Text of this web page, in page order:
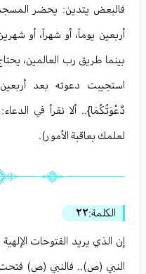
فالبعض يتدين: يحضر
أربعين يوماً، أو شهراً، أو
بينما طريق رب العالمين،
استجيبت دعوته بعد
دَّعْوَتُكُمَا}.. ألا نقرأ في
لعلمك بعاقبة الأمور).
الكلمة:٢٢
إن الذي يريد الفتوحات
النبي (ص).. فالنبي (ص) فتحت